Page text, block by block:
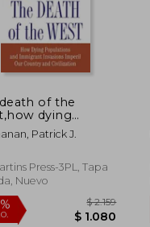
of the
dying
and
invasions
(en
Patrick J.
Press-3PL, Tapa
Nuevo